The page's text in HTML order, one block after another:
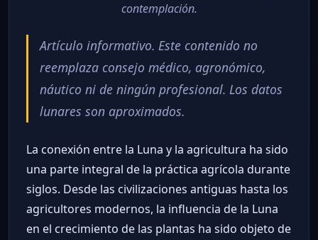
contemplación.
Artículo informativo. Este contenido no
reemplaza consejo médico, agronómico,
náutico ni de ningún profesional. Los datos
lunares son aproximados.
La conexión entre la Luna y la agricultura ha sido
una parte integral de la práctica agrícola durante
siglos. Desde las civilizaciones antiguas hasta los
agricultores modernos, la influencia de la Luna
en el crecimiento de las plantas ha sido objeto de